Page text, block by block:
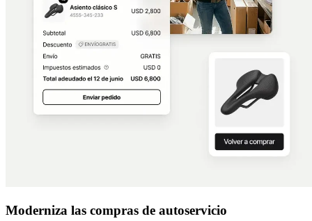
Moderniza las compras de autoservicio